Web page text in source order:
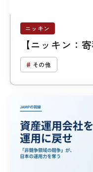
ニッキン
【ニッキン：
その他